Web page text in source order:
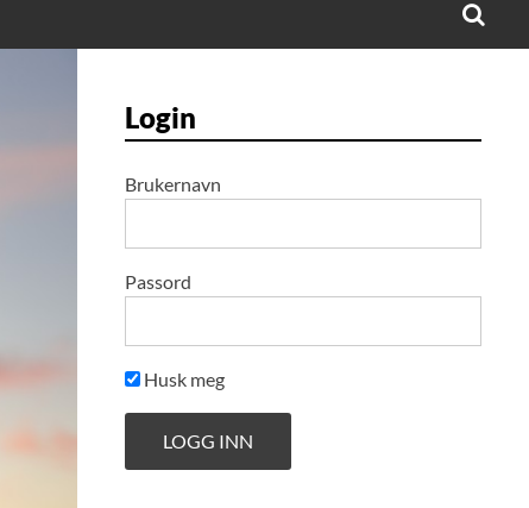
Login
Brukernavn
Passord
Husk meg